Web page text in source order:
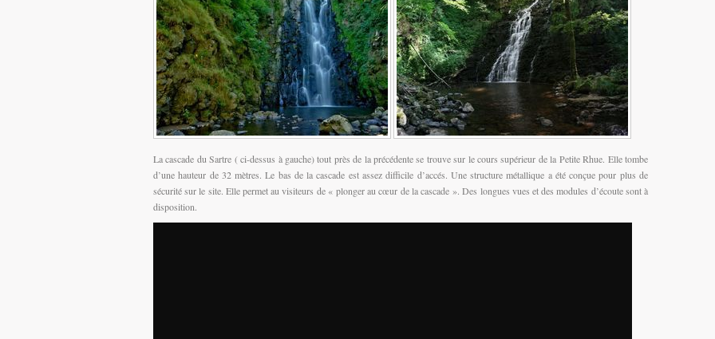
La cascade du Sartre ( ci-dessus à gauche) tout près de la précédente se trouve sur le cours supérieur de la Petite Rhue. Elle tombe
d’une hauteur de 32 mètres. Le bas de la cascade est assez difficile d’accés. Une structure métallique a été conçue pour plus de
sécurité sur le site. Elle permet au visiteurs de « plonger au cœur de la cascade ». Des longues vues et des modules d’écoute sont à
disposition.